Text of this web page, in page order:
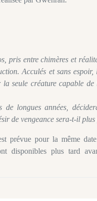
pris entre chimères et
Acculés et sans espoir,
la seule créature capable
de longues années,
de vengeance sera-t-il
prévue pour la même
disponibles plus tard